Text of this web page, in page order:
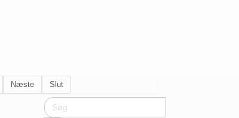
Næste Slut